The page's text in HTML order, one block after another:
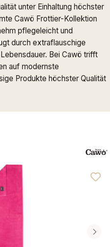
unter Einhaltung höchster
Cawö Frottier-Kollektion
pflegeleicht und
durch extraflauschige
Bei Cawö trifft
auf modernste
Produkte höchster Qualität
4.77 von 5 Sternen